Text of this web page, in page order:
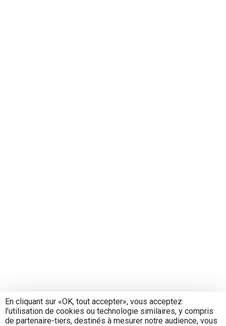
En cliquant sur «OK, tout accepter», vous acceptez
l’utilisation de cookies ou technologie similaires, y compris
de partenaire-tiers, destinés à mesurer notre audience, vous